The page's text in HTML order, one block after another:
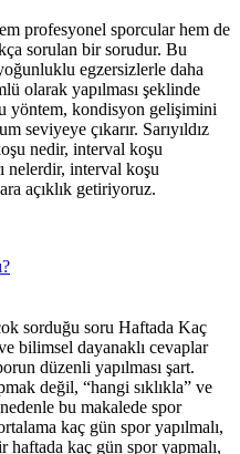
profesyonel sporcular hem de
sorulan bir sorudur. Bu
egzersizlerle daha
olarak yapılması şeklinde
yöntem, kondisyon gelişimini
seviyeye çıkarır. Sarıyıldız
nedir, interval koşu
nelerdir, interval koşu
açıklık getiriyoruz.
sorduğu soru Haftada Kaç
bilimsel dayanaklı cevaplar
düzenli yapılması şart.
değil, “hangi sıklıkla” ve
bu makalede spor
kaç gün spor yapılmalı,
haftada kaç gün spor yapmalı,